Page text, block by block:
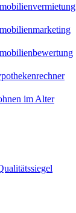
im Alter